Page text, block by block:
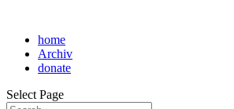
home
Archiv
donate
Select Page